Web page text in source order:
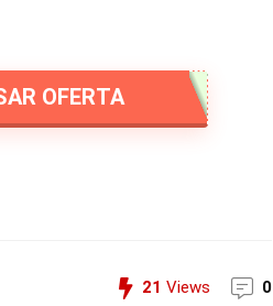
OFERTA
21 Views 0